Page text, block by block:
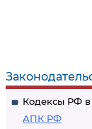
Кодексы РФ
АПК РФ